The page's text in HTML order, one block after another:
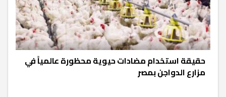
حقيقة استخدام مضادات حيوية محظورة عالمياً في
مزارع الدواجن بمصر